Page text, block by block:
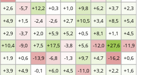
+3,9 +4,9 -0,1 +6,0 +4,5 -11,0 +3,2 +2,2 +1,6
+1,9 +0,6 -13,9 -6,8 -1,3 +9,7 +4,7 -16,2 +0,6
+10,4 -9,0 +7,5 +17,5 -3,8 +5,6 -12,0 +27,6 -11,9
+2,9 -3,7 +2,0 +5,9 +5,2 +0,5 +8,1 +1,1 +4,5
+4,9 +1,5 -2,4 -2,6 +2,7 +10,5 +3,4 +8,5 +5,4
+2,6 -5,7 +12,2 +0,3 +1,0 +9,8 +6,2 +3,7 +2,3